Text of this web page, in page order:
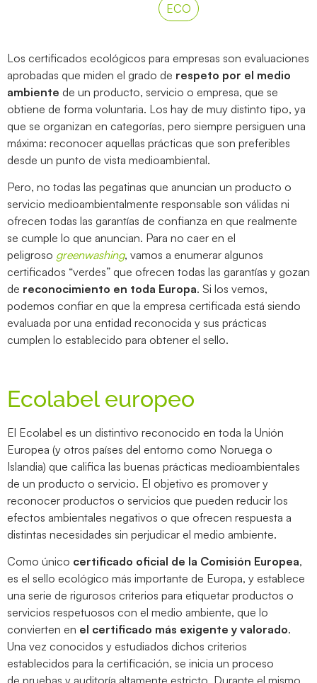
ECO
Los certificados ecológicos para empresas son evaluaciones
aprobadas que miden el grado de respeto por el medio
ambiente de un producto, servicio o empresa, que se
obtiene de forma voluntaria. Los hay de muy distinto tipo, ya
que se organizan en categorías, pero siempre persiguen una
máxima: reconocer aquellas prácticas que son preferibles
desde un punto de vista medioambiental.
Pero, no todas las pegatinas que anuncian un producto o
servicio medioambientalmente responsable son válidas ni
ofrecen todas las garantías de confianza en que realmente
se cumple lo que anuncian. Para no caer en el
peligroso greenwashing, vamos a enumerar algunos
certificados “verdes” que ofrecen todas las garantías y gozan
de reconocimiento en toda Europa. Si los vemos,
podemos confiar en que la empresa certificada está siendo
evaluada por una entidad reconocida y sus prácticas
cumplen lo establecido para obtener el sello.
Ecolabel europeo
El Ecolabel es un distintivo reconocido en toda la Unión
Europea (y otros países del entorno como Noruega o
Islandia) que califica las buenas prácticas medioambientales
de un producto o servicio. El objetivo es promover y
reconocer productos o servicios que pueden reducir los
efectos ambientales negativos o que ofrecen respuesta a
distintas necesidades sin perjudicar el medio ambiente.
Como único certificado oficial de la Comisión Europea,
es el sello ecológico más importante de Europa, y establece
una serie de rigurosos criterios para etiquetar productos o
servicios respetuosos con el medio ambiente, que lo
convierten en el certificado más exigente y valorado.
Una vez conocidos y estudiados dichos criterios
establecidos para la certificación, se inicia un proceso